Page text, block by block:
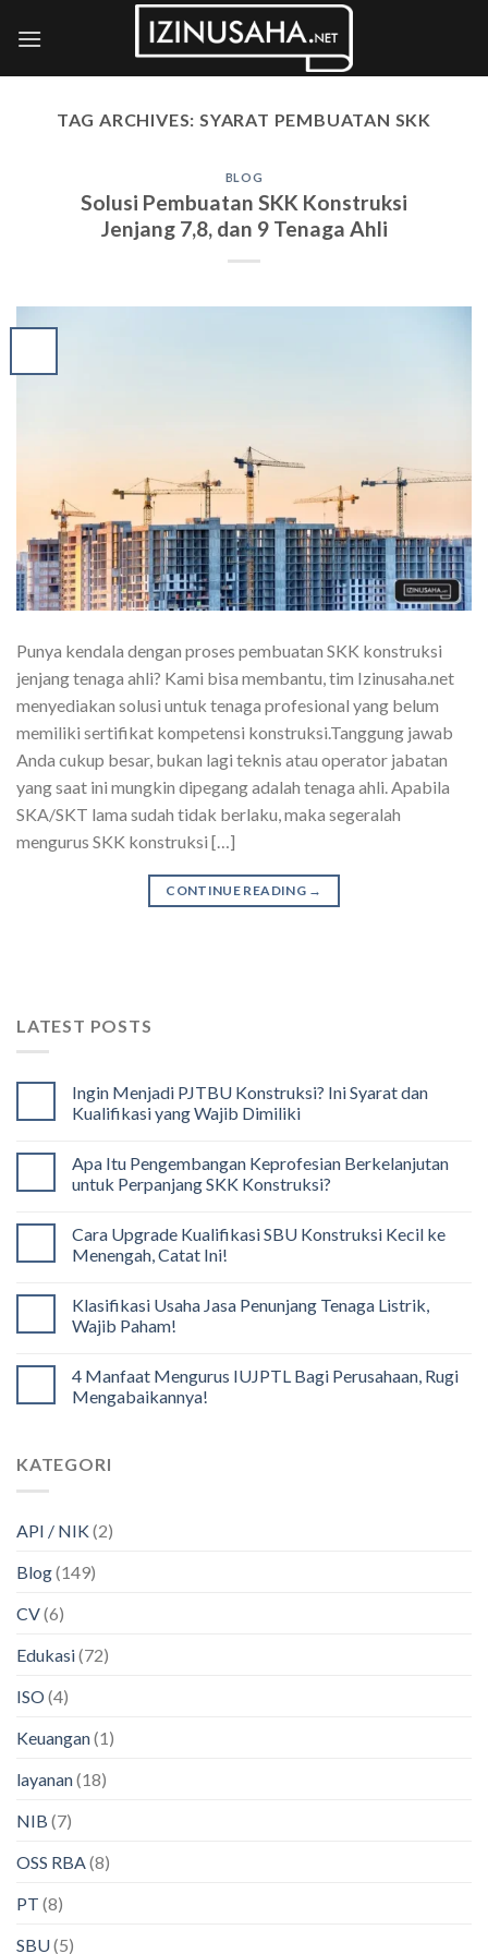
TAG ARCHIVES:SYARAT PEMBUATAN SKK
BLOG
Solusi Pembuatan SKK Konstruksi
Jenjang 7,8, dan 9 Tenaga Ahli
Punya kendala dengan proses pembuatan SKK konstruksi
jenjang tenaga ahli? Kami bisa membantu, tim Izinusaha.net
menyediakan solusi untuk tenaga profesional yang belum
memiliki sertifikat kompetensi konstruksi.Tanggung jawab
Anda cukup besar, bukan lagi teknis atau operator jabatan
yang saat ini mungkin dipegang adalah tenaga ahli. Apabila
SKA/SKT lama sudah tidak berlaku, maka segeralah
mengurus SKK konstruksi […]
CONTINUE READING →
LATEST POSTS
Ingin Menjadi PJTBU Konstruksi? Ini Syarat dan
Kualifikasi yang Wajib Dimiliki
Apa Itu Pengembangan Keprofesian Berkelanjutan
untuk Perpanjang SKK Konstruksi?
Cara Upgrade Kualifikasi SBU Konstruksi Kecil ke
Menengah, Catat Ini!
Klasifikasi Usaha Jasa Penunjang Tenaga Listrik,
Wajib Paham!
4 Manfaat Mengurus IUJPTL Bagi Perusahaan, Rugi
Mengabaikannya!
KATEGORI
API / NIK(2)
Blog(149)
CV(6)
Edukasi(72)
ISO(4)
Keuangan(1)
layanan(18)
NIB (7)
OSS RBA (8)
PT (8)
SBU(5)